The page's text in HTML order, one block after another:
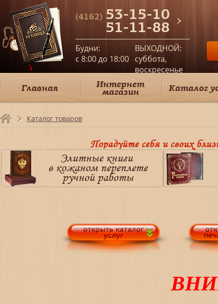
(4162) 53-15-10
51-11-88
Будни:
c 8:00 до 18:00
ВЫХОДНОЙ:
суббота,
воскресенье
Главная Интернет
магазин Каталог
Каталог товаров